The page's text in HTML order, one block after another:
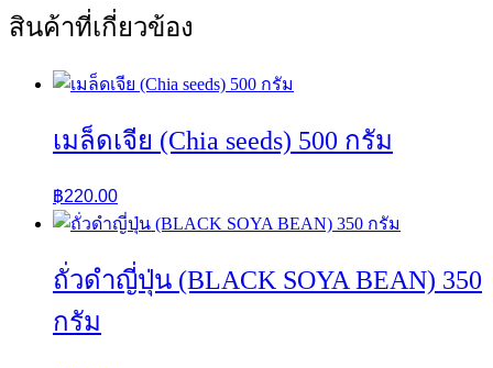
สินค้าที่เกี่ยวข้อง
เมล็ดเจีย (Chia seeds) 500 กรัม
฿220.00
ถั่วดำญี่ปุ่น (BLACK SOYA BEAN) 350
กรัม